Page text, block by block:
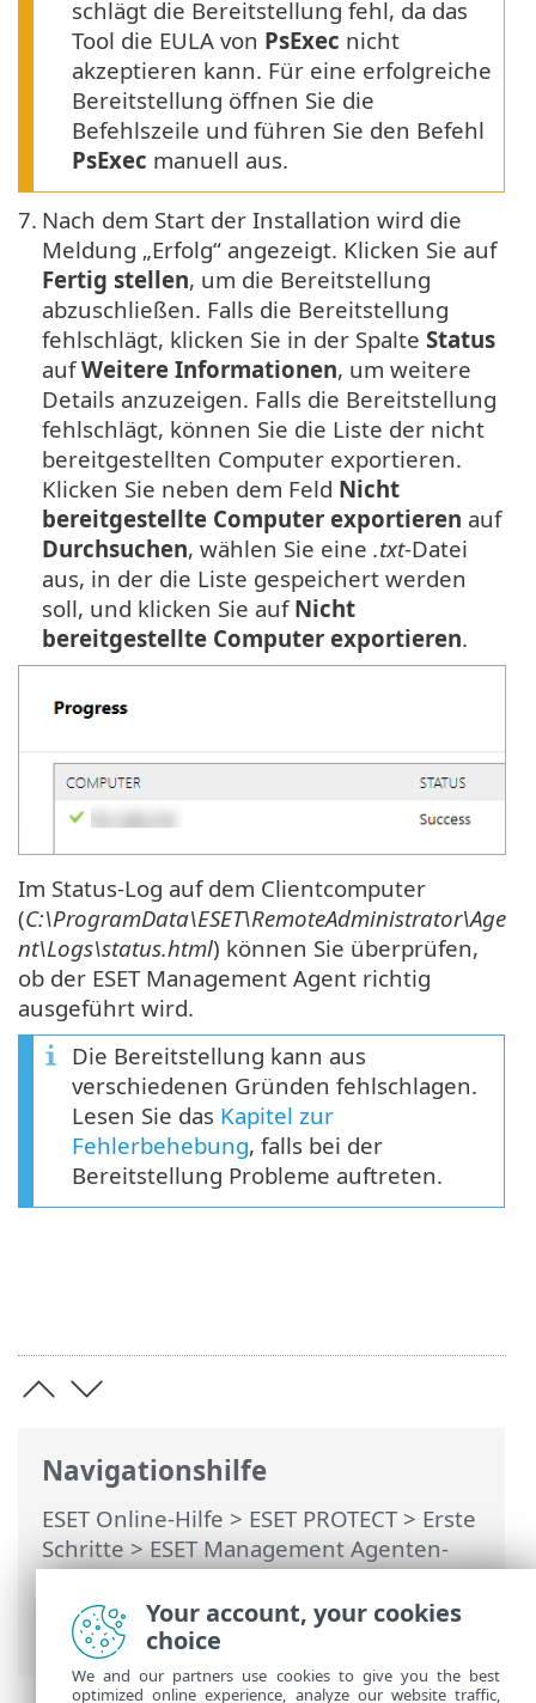
Navigationshilfe
ESET Online-Hilfe > ESET PROTECT> Erste
Schritte>ESET Management Agenten-
Bereitstellung>Remotebereitstellung>
ESET Remote Deployment Tool>
Computer manuell hinzufügen
schlägt die Bereitstellung fehl, da das
Tool die EULA von PsExec nicht
akzeptieren kann. Für eine erfolgreiche
Bereitstellung öffnen Sie die
Befehlszeile und führen Sie den Befehl
PsExec manuell aus.
7. Nach dem Start der Installation wird die
Meldung „Erfolg“ angezeigt. Klicken Sie auf
Fertig stellen, um die Bereitstellung
abzuschließen. Falls die Bereitstellung
fehlschlägt, klicken Sie in der Spalte Status
aufWeitere Informationen, um weitere
Details anzuzeigen. Falls die Bereitstellung
fehlschlägt, können Sie die Liste der nicht
bereitgestellten Computer exportieren.
Klicken Sie neben dem Feld Nicht
bereitgestellte Computer exportieren auf
Durchsuchen, wählen Sie eine .txt-Datei
aus, in der die Liste gespeichert werden
soll, und klicken Sie auf Nicht
bereitgestellte Computer exportieren.
Im Status-Log auf dem Clientcomputer
(C:\ProgramData\ESET\RemoteAdministrator\Age
nt\Logs\status.html) können Sie überprüfen,
ob der ESET Management Agent richtig
ausgeführt wird.
Die Bereitstellung kann aus
verschiedenen Gründen fehlschlagen.
Lesen Sie das Kapitel zur
Fehlerbehebung, falls bei der
Bereitstellung Probleme auftreten.
Your account, your cookies
choice
We and our partners use cookies to give you the best
optimized online experience, analyze our website traffic,